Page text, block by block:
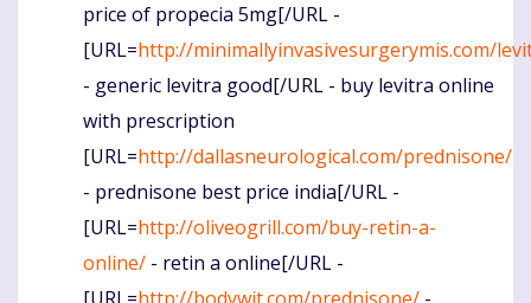
price of propecia 5mg[/URL -
[URL=http://minimallyinvasivesurgerymis.com/
- generic levitra good[/URL - buy levitra online
with prescription
[URL=http://dallasneurological.com/prednisone/
- prednisone best price india[/URL -
[URL=http://oliveogrill.com/buy-retin-a-
online/ - retin a online[/URL -